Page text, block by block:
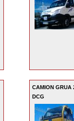
CAMION GRUA
DCG